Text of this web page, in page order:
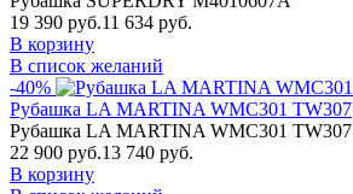
19 390 руб.11 634 руб.
В корзину
В список желаний
-40%
Рубашка LA MARTINA WMC301 TW307
Рубашка LA MARTINA WMC301 TW307
22 900 руб.13 740 руб.
В корзину